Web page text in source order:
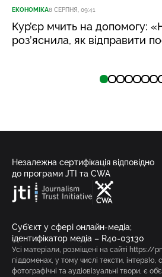
ЕКОНОМІКА8 СЕРПНЯ, 09:41
Кур’єр мчить на допомогу:
роз’яснила, як відправити
Незалежна сертифікація відповідно
до програми JTI та CWA
Суб’єкт у сфері онлайн-медіа;
ідентифікатор медіа – R40-03130
Усі матеріали, розміщені на сайті https://
піддоменах, у тому числі тексти, інтерв’ю,
фотографічні та аудіовізуальні твори, є